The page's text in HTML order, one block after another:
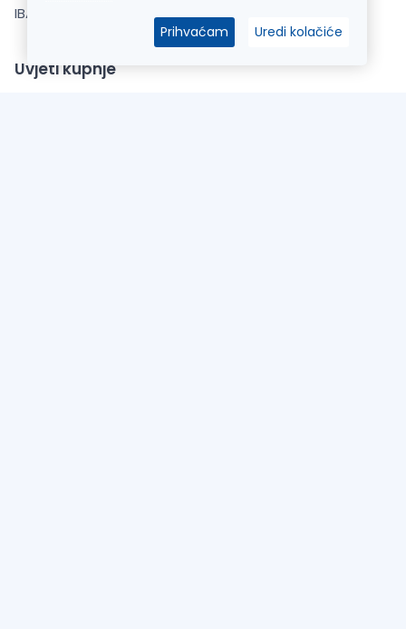
IBAN: HR7023900011101520911
Uvjeti kupnje
Prihvaćam Uredi kolačiće